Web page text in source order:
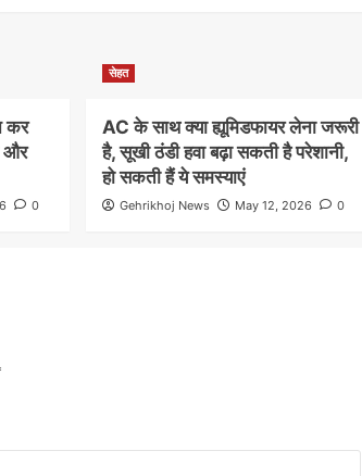
कर
और
0
सेहत
AC के साथ क्या ह्यूमिडफायर लेना जरूरी
है, सूखी ठंडी हवा बढ़ा सकती है परेशानी,
हो सकती हैं ये समस्याएं
Gehrikhoj News May 12, 2026 0